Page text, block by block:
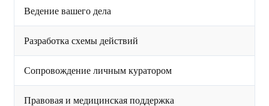
Ведение вашего дела
Разработка схемы действий
Сопровождение личным куратором
Правовая и медицинская поддержка